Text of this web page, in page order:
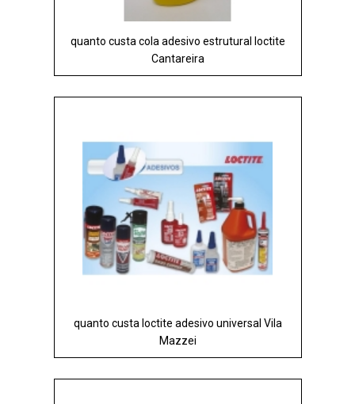
quanto custa cola adesivo estrutural loctite
Cantareira
quanto custa loctite adesivo universal Vila
Mazzei